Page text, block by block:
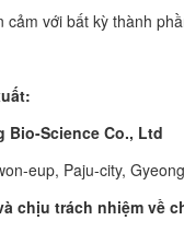
với bất kỳ thành
Bio-Science Co., Ltd
eup, Paju-city,
chịu trách nhiệm về